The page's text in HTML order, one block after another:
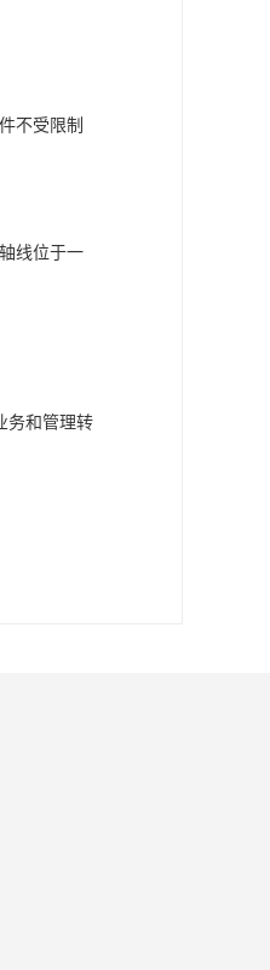
不受限制
线位于一
务和管理转